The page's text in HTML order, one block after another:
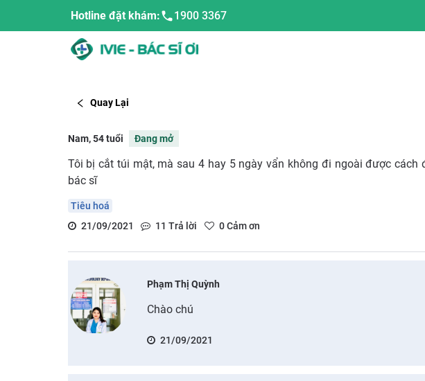
Hotline đặt khám: 1900 3367
Quay Lại
Nam, 54 tuổi Đang mở
Tôi bị cắt túi mật, mà sau 4 hay 5 ngày vẩn không đi ngoài được cách
bác sĩ
Tiêu hoá
21/09/2021
11 Trả lời 0Cảm ơn
Phạm Thị Quỳnh
Chào chú
21/09/2021